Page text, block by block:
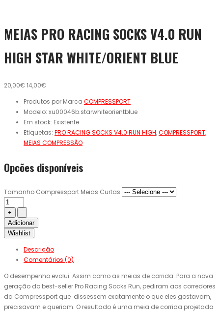
MEIAS PRO RACING SOCKS V4.0 RUN
HIGH STAR WHITE/ORIENT BLUE
20,00€ 14,00€
Produtos por Marca COMPRESSPORT
Modelo: xu00046b.starwhiteorientblue
Em stock: Existente
Etiquetas: PRO RACING SOCKS V4.0 RUN HIGH,COMPRESSPORT,
MEIAS COMPRESSÃO
Opcões disponíveis
Tamanho Compressport Meias Curtas
Adicionar
Wishlist
Descrição
Comentários (0)
O desempenho evolui. Assim como as meias de corrida. Para a nova
geração do best-seller Pro Racing Socks Run, pediram aos corredores
da Compressport que dissessem exatamente o que eles gostavam,
precisavam e queriam. O resultado é uma meia de corrida projetada